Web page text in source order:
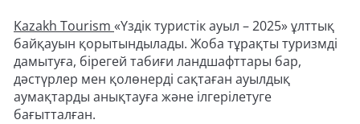
Kazakh Tourism «Үздік туристік ауыл – 2025» ұлттық
байқауын қорытындылады. Жоба тұрақты туризмді
дамытуға, бірегей табиғи ландшафттары бар,
дәстүрлер мен қолөнерді сақтаған ауылдық
аумақтарды анықтауға және ілгерілетуге
бағытталған.